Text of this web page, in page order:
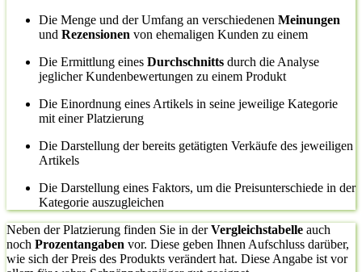
Die Menge und der Umfang an verschiedenen Meinungen
und Rezensionen von ehemaligen Kunden zu einem
Die Ermittlung eines Durchschnitts durch die Analyse
jeglicher Kundenbewertungen zu einem Produkt
Die Einordnung eines Artikels in seine jeweilige Kategorie
mit einer Platzierung
Die Darstellung der bereits getätigten Verkäufe des jeweiligen
Artikels
Die Darstellung eines Faktors, um die Preisunterschiede in der
Kategorie auszugleichen
Neben der Platzierung finden Sie in derVergleichstabelle auch
noch Prozentangaben vor. Diese geben Ihnen Aufschluss darüber,
wie sich der Preis des Produkts verändert hat. Diese Angabe ist vor